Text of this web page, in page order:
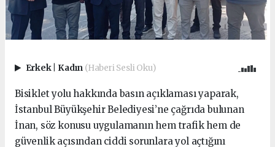
Erkek Kadın (Haberi Sesli Oku)
Bisiklet yolu hakkında basın açıklaması yaparak,
İstanbul Büyükşehir Belediyesi’ne çağrıda bulunan
İnan, söz konusu uygulamanın hem trafik hem de
güvenlik açısından ciddi sorunlara yol açtığını